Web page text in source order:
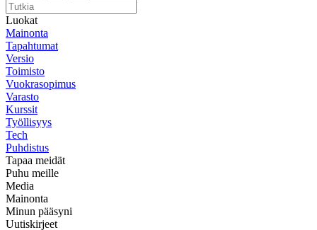
Luokat
Mainonta
Tapahtumat
Versio
Toimisto
Vuokrasopimus
Varasto
Kurssit
Työllisyys
Tech
Puhdistus
Tapaa meidät
Puhu meille
Media
Mainonta
Minun pääsyni
Uutiskirjeet